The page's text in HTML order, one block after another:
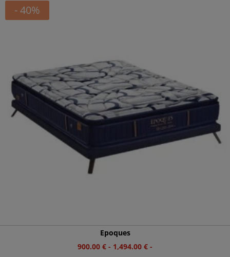
- 40%
Epoques
900.00 € - 1,494.00 € -